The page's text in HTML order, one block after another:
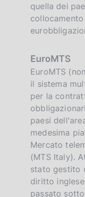
quella dei
EuroMTS
EuroMTS
il sistema
per la
paesi
medesima
Mercato
(MTS Italy).
stato gestito
diritto
passato